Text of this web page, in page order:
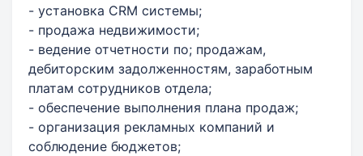
- установка CRM системы;
- продажа недвижимости;
- ведение отчетности по; продажам,
дебиторским задолженностям, заработным
платам сотрудников отдела;
- обеспечение выполнения плана продаж;
- организация рекламных компаний и
соблюдение бюджетов;